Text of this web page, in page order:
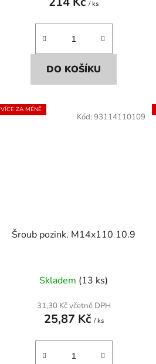
/ ks
DO KOŠÍKU
VÍCE ZA MÉNĚ
Šroub pozink. M14x110 10.9
Skladem (13 ks)
31,30 Kč včetně DPH
25,87 Kč / ks
Kód: 93114110109